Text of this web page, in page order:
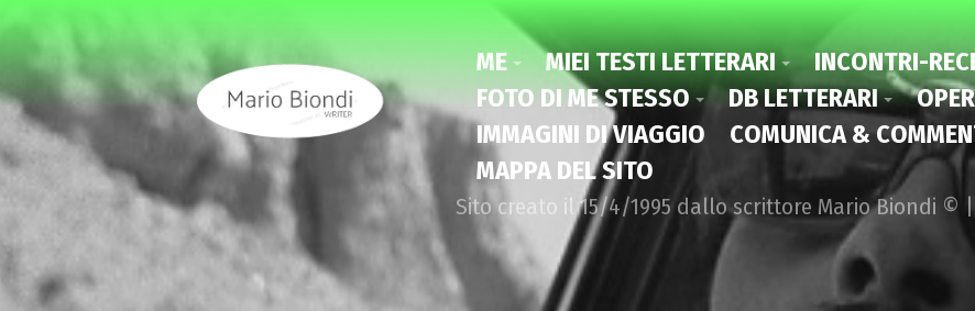
ME MIEI TESTI LETTERARI
INCONTRI-
FOTO DI ME STESSO
DB LETTERARI
IMMAGINI DI VIAGGIO
COMUNICA &
MAPPA DEL SITO
Sito creato il 15/4/1995 dallo scrittore Mario Biondi ©